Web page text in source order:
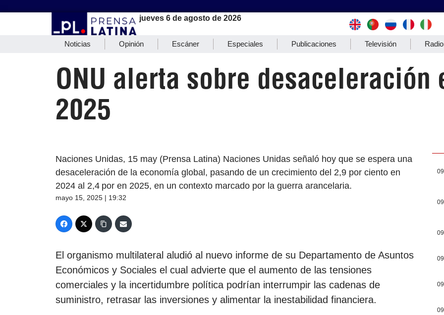
jueves 6 de agosto de 2026
Noticias Opinión Escáner Especiales Publicaciones Televisión Radio
ONU alerta sobre desaceleración
2025
Naciones Unidas, 15 may (Prensa Latina) Naciones Unidas señaló hoy que se espera una
desaceleración de la economía global, pasando de un crecimiento del 2,9 por ciento en
2024 al 2,4 por en 2025, en un contexto marcado por la guerra arancelaria.
mayo 15, 2025 | 19:32
El organismo multilateral aludió al nuevo informe de su Departamento de Asuntos
Económicos y Sociales el cual advierte que el aumento de las tensiones
comerciales y la incertidumbre política podrían interrumpir las cadenas de
suministro, retrasar las inversiones y alimentar la inestabilidad financiera.